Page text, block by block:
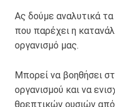
Ας δούμε αναλυτικά
που παρέχει η
οργανισμό μας.
Μπορεί να βοηθήσει
οργανισμού και να
θρεπτικών ουσιών